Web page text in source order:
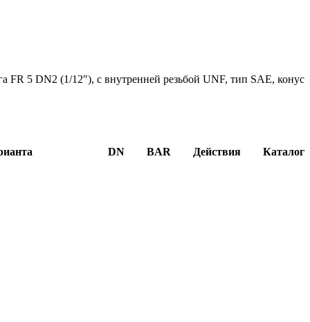
5 DN2 (1/12″), с внутренней резьбой UNF, тип SAE, конус
DN BAR Действия Каталог